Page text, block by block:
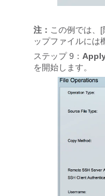
注： この例では、
ップファイルには
ステップ 9：
を開始します。